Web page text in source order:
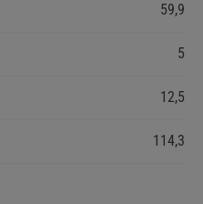
59,9
5
12,5
114,3